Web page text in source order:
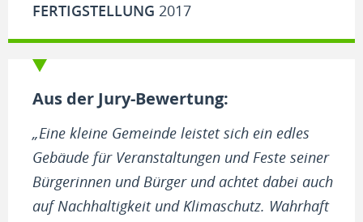
FERTIGSTELLUNG 2017
Aus der Jury-Bewertung:
„Eine kleine Gemeinde leistet sich ein edles
Gebäude für Veranstaltungen und Feste seiner
Bürgerinnen und Bürger und achtet dabei auch
auf Nachhaltigkeit und Klimaschutz. Wahrhaft